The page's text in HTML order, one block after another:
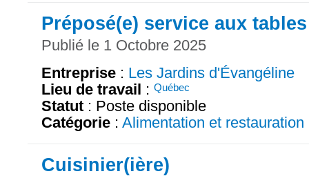
Préposé(e) service aux tables
Publié le 1 Octobre 2025
Entreprise : Les Jardins d'Évangéline
Lieu de travail : Québec
Statut : Poste disponible
Catégorie : Alimentation et restauration
Cuisinier(ière)